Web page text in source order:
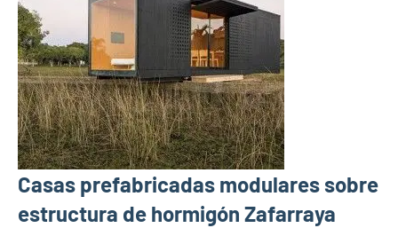
Casas prefabricadas modulares sobre
estructura de hormigón Zafarraya